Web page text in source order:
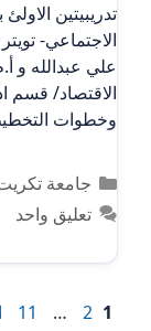
تدريبيتين
الاجتماعي-
علي عبدالله و
الاقتصاد/ قسم
وخطوات
التصنيفات
جامعة
تعليق واحد
Page
1
Page
2
…
Page
11